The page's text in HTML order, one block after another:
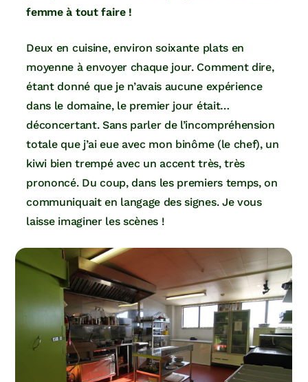
femme à tout faire !
Deux en cuisine, environ soixante plats en
moyenne à envoyer chaque jour. Comment dire,
étant donné que je n’avais aucune expérience
dans le domaine, le premier jour était…
déconcertant. Sans parler de l’incompréhension
totale que j’ai eue avec mon binôme (le chef), un
kiwi bien trempé avec un accent très, très
prononcé. Du coup, dans les premiers temps, on
communiquait en langage des signes. Je vous
laisse imaginer les scènes !